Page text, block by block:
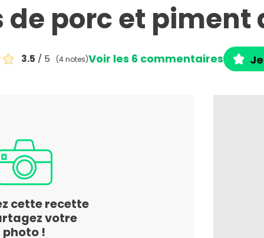
porc et piment
3.5 / 5 (4 notes)Voir les 6 commentaires
cette recette
votre
photo !